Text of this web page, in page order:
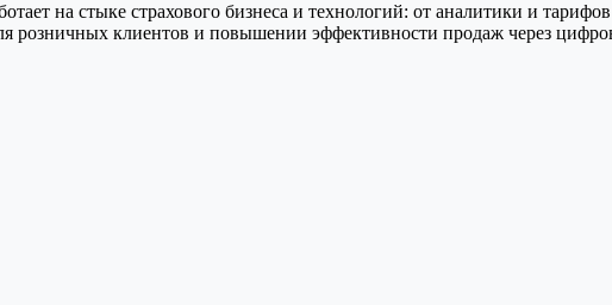
на стыке страхового бизнеса и технологий: от аналитики и
розничных клиентов и повышении эффективности продаж через